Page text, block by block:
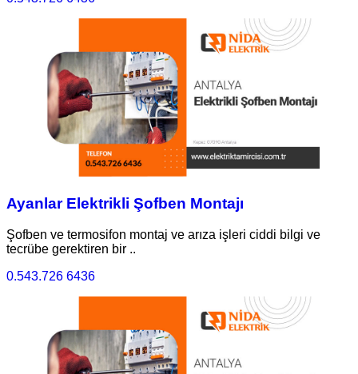
Ayanlar Elektrikli Şofben Montajı
Şofben ve termosifon montaj ve arıza işleri ciddi bilgi ve
tecrübe gerektiren bir ..
0.543.726 6436